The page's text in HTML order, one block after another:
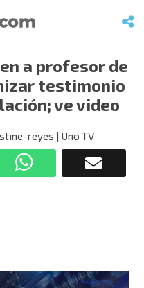
a profesor de
testimonio
ve video
reyes | Uno TV